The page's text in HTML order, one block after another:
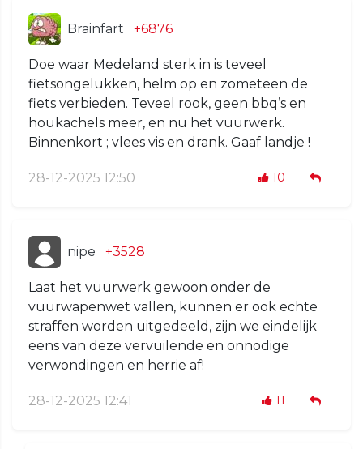
Brainfart +6876
Doe waar Medeland sterk in is teveel
fietsongelukken, helm op en zometeen de
fiets verbieden. Teveel rook, geen bbq’s en
houkachels meer, en nu het vuurwerk.
Binnenkort ; vlees vis en drank. Gaaf landje !
28-12-2025 12:50 10
nipe +3528
Laat het vuurwerk gewoon onder de
vuurwapenwet vallen, kunnen er ook echte
straffen worden uitgedeeld, zijn we eindelijk
eens van deze vervuilende en onnodige
verwondingen en herrie af!
28-12-2025 12:41 11